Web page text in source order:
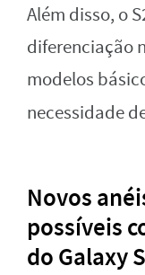
Além disso, o
diferenciação
modelos
necessidade
Novos
possíveis
do Galaxy